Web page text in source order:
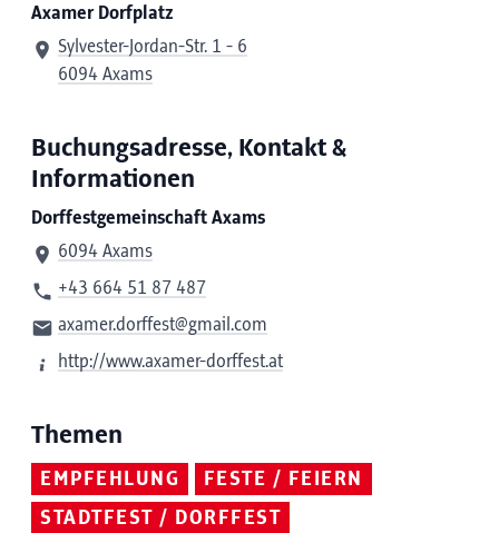
Axamer Dorfplatz
Sylvester-Jordan-Str. 1 - 6
6094 Axams
Buchungsadresse, Kontakt &
Informationen
Dorffestgemeinschaft Axams
6094 Axams
+43 664 51 87 487
axamer.dorffest@gmail.com
http://www.axamer-dorffest.at
Themen
EMPFEHLUNG
FESTE / FEIERN
STADTFEST / DORFFEST